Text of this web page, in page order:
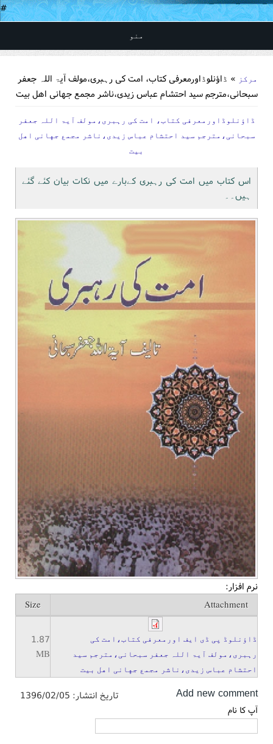
#
منو
مرکز » ڈاؤنلوڈاورمعرفی کتاب، امت کی رہبری،مولف آیۃ اللہ جعفر
سبحانی،مترجم سید احتشام عباس زیدی،ناشر مجمع جهانی اهل بیت
ڈاؤنلوڈاورمعرفی کتاب، امت کی رہبری،مولف آیۃ اللہ جعفر
سبحانی،مترجم سید احتشام عباس زیدی،ناشر مجمع جهانی اهل
بیت
اس کتاب میں امت کی رہبری کےبارے میں نکات بیان کئے گئے
ہیں۔۔
نرم افزار:
Attachment
Size
ڈاؤنلوڈ پی ڈی ایف اورمعرفی کتاب،امت کی
رہبری،مولف آیۃ اللہ جعفر سبحانی،مترجم سید
احتشام عباس زیدی،ناشر مجمع جهانی اهل بیت
1.87
MB
تاریخ انتشار: 1396/02/05 Add new comment
آپ کا نام